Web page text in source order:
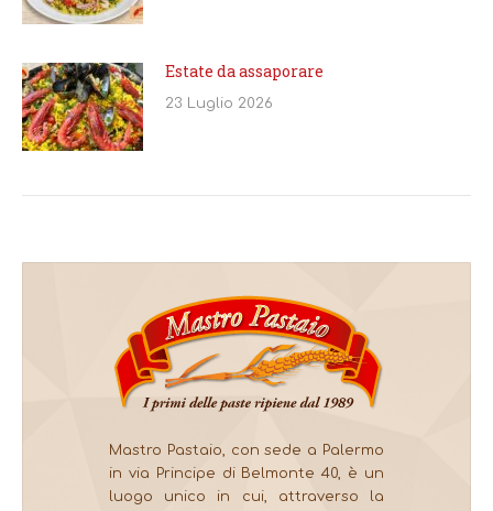
Estate da assaporare
23 Luglio 2026
Mastro Pastaio, con sede a Palermo
in via Principe di Belmonte 40, è un
luogo unico in cui, attraverso la